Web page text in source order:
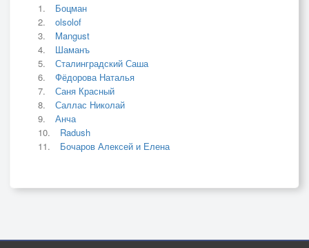
Боцман
olsolof
Mangust
Шаманъ
Сталинградский Саша
Фёдорова Наталья
Саня Красный
Саллас Николай
Анча
Radush
Бочаров Алексей и Елена